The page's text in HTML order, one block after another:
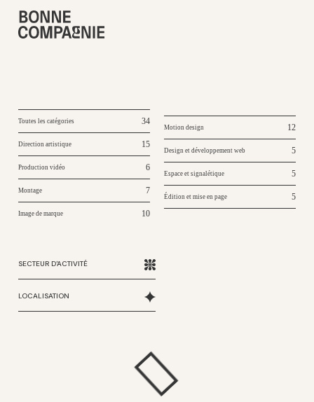
Toutes les catégories 34
Direction artistique 15
Production vidéo 6
Montage 7
Image de marque 10
Motion design 12
Design et développement web 5
Espace et signalétique 5
Édition et mise en page 5
SECTEUR D'ACTIVITÉ
LOCALISATION